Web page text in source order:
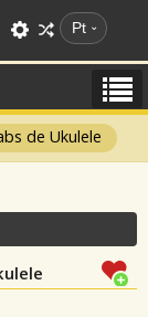
Pt
de Ukulele